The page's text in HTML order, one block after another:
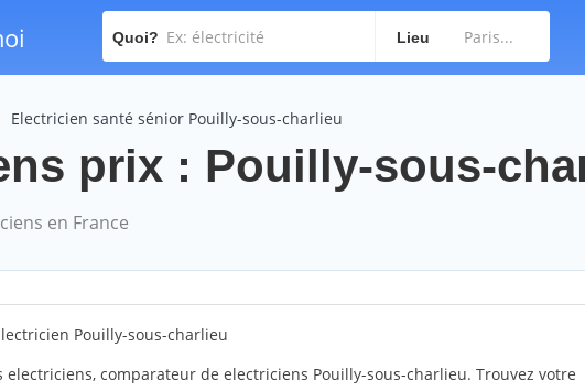
Quoi? Lieu
Electricien santé sénior Pouilly-sous-charlieu
prix : Pouilly-sous-
en France
Pouilly-sous-charlieu
electriciens, comparateur de electriciens Pouilly-sous-charlieu. Trouvez votre